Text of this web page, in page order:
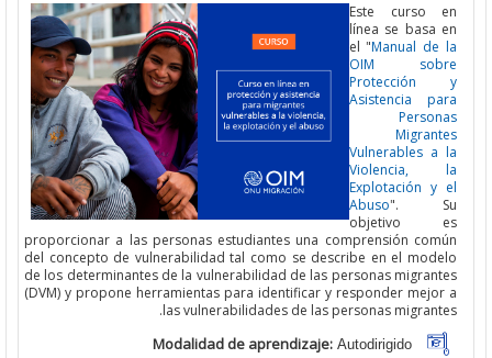
Este curso
línea se
el "Manual
OIM
Asistencia
Vulnerables
Explotación
Abuso".
objetivo
proporcionar a las personas estudiantes una comprensión
del concepto de vulnerabilidad tal como se describe en el
de los determinantes de la vulnerabilidad de las personas
(DVM) y propone herramientas para identificar y responder
las vulnerabilidades de las personas
Modalidad de aprendizaje:Autodirigido